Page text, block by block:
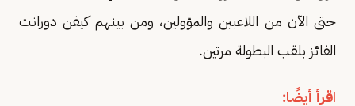
حتى الآن من اللاعبين والمؤولين، ومن بينهم كيفن دورانت
الفائز بلقب البطولة مرتين.
اقرأ أيضًا: